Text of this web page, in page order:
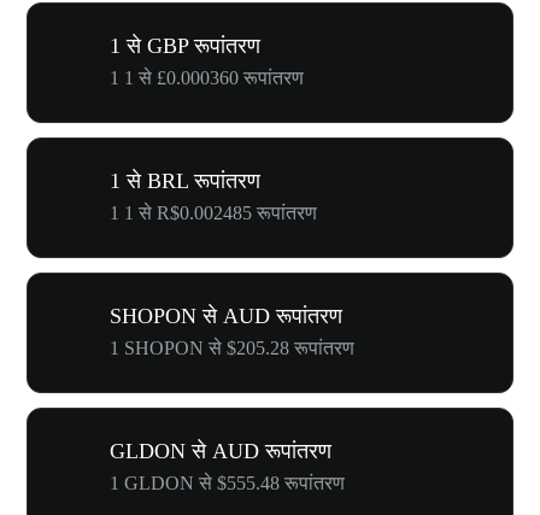
1 से GBP रूपांतरण
1 1 से £0.000360 रूपांतरण
1 से BRL रूपांतरण
1 1 से R$0.002485 रूपांतरण
SHOPON से AUD रूपांतरण
1 SHOPON से $205.28 रूपांतरण
GLDON से AUD रूपांतरण
1 GLDON से $555.48 रूपांतरण